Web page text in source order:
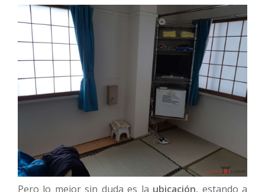
Pero lo mejor sin duda es la ubicación, estando a